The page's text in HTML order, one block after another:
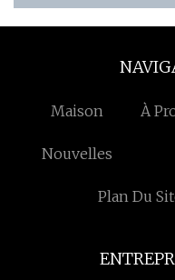
Maison À
Nouvelles
Plan Du